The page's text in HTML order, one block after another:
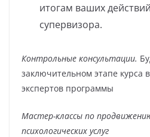
итогам ваших
супервизора.
Контрольные консультации.
заключительном этапе курса
экспертов программы
Мастер-классы по
психологических услуг